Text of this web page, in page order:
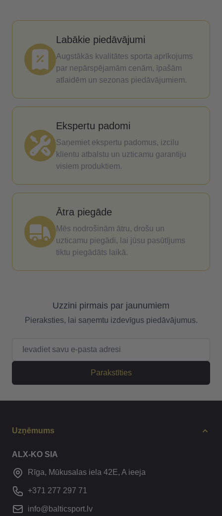
Labākie piedāvājumi
Augstākās kvalitātes sporta aprīkojums
par nepārspējamām cenām, īpašām
atlaidēm un sezonas piedāvājumiem.
Ekspertu padomi
Saņemiet ekspertu padomus, izcilu
klientu atbalstu un uzticamu garantiju
visiem produktiem.
Ātra piegāde
Mēs nodrošinām ātru, drošu un
uzticamu piegādi, lai jūsu pasūtījums
tiktu piegādāts laikā.
Uzzini pirmais par jaunumiem
Pieraksties, lai saņemtu izdevīgus piedāvājumus.
Parakstīties
Uzņēmums
ALX-KO SIA
Rīga, Mūkusalas iela 42E, A ieeja
+371 277 297 71
info@balticsport.lv